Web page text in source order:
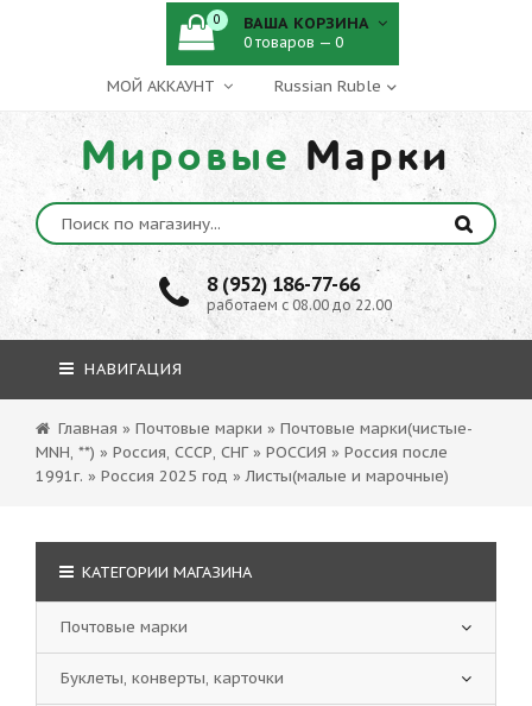
МОЙ АККАУНТ
Мировые Марки
8 (952) 186-77-66
работаем с 08.00 до 22.00
0 ВАША КОРЗИНА
0 товаров — 0
НАВИГАЦИЯ
Главная » Почтовые марки » Почтовые марки(чистые-
MNH, **) » Россия, СССР, СНГ » РОССИЯ » Россия после
1991г. » Россия 2025 год » Листы(малые и марочные)
КАТЕГОРИИ МАГАЗИНА
Почтовые марки
Буклеты, конверты, карточки